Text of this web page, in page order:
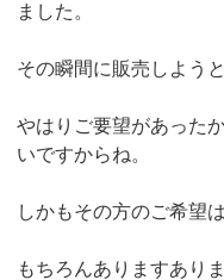
ました。
その瞬間に販売しよう
やはりご要望があった
いですからね。
しかもその方のご希望
もちろんありますあり